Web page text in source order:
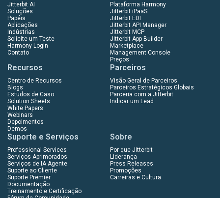
Jitterbit AI
Soluções
Papéis
Aplicações
Indústrias
Solicite um Teste
Harmony Login
Contato
Plataforma Harmony
Jitterbit iPaaS
Jitterbit EDI
Jitterbit API Manager
Jitterbit MCP
Jitterbit App Builder
Marketplace
Management Console
Preços
Recursos
Centro de Recursos
Blogs
Estudos de Caso
Solution Sheets
White Papers
Webinars
Depoimentos
Demos
Parceiros
Visão Geral de Parceiros
Parceiros Estratégicos Globais
Parceria com a Jitterbit
Indicar um Lead
Suporte e Serviços
Professional Services
Serviços Aprimorados
Serviços de IA Agente
Suporte ao Cliente
Suporte Premier
Documentação
Treinamento e Certificação
Sobre
Por que Jitterbit
Liderança
Press Releases
Promoções
Carreiras e Cultura